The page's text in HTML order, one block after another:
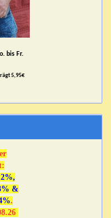
bis Fr.
5,95€
&
.